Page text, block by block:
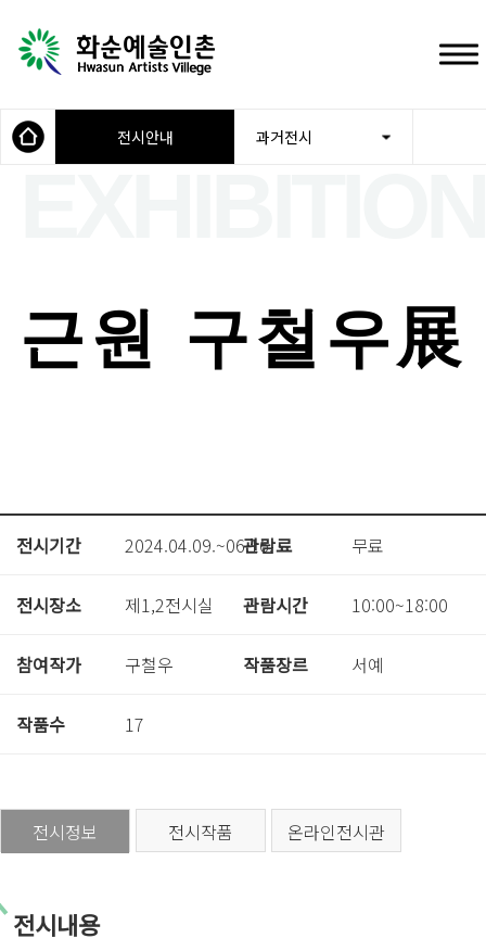
전시안내 과거전시
근원 구철우展
전시기간 2024.04.09.~06.16.
관람료 무료
전시장소 제1,2전시실 관람시간 10:00~18:00
참여작가 구철우 작품장르 서예
작품수 17
전시정보 전시작품 온라인전시관
전시내용